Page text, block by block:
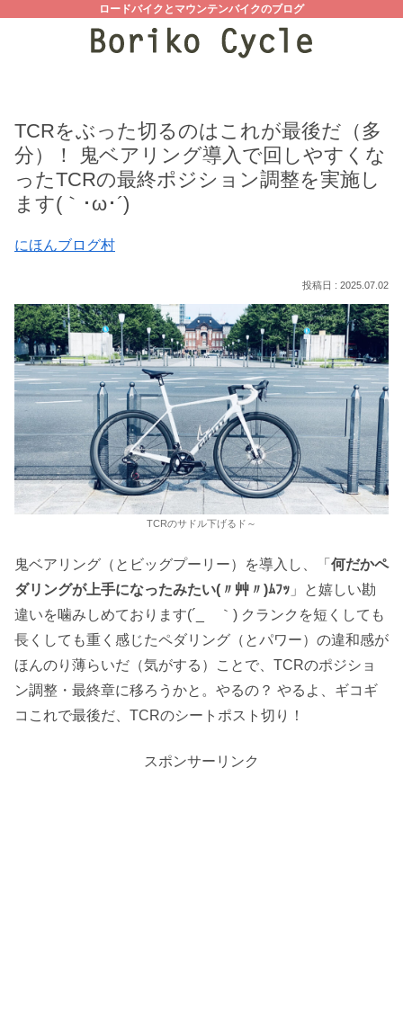
ロードバイクとマウンテンバイクのブログ
TCRをぶった切るのはこれが最後だ（多
分）！ 鬼ベアリング導入で回しやすくな
ったTCRの最終ポジション調整を実施し
ます(｀･ω･´)
にほんブログ村
2025.07.02
TCRのサドル下げるド～
鬼ベアリング（とビッグプーリー）を導入し、「 何だかペ
ダリングが上手になったみたい(〃艸〃)ﾑﾌｯ 」と嬉しい勘
違いを噛みしめております(´_ゝ｀) クランクを短くしても
長くしても重く感じたペダリング（とパワー）の違和感が
ほんのり薄らいだ（気がする）ことで、TCRのポジショ
ン調整・最終章に移ろうかと。やるの？ やるよ、ギコギ
コこれで最後だ、TCRのシートポスト切り！
スポンサーリンク